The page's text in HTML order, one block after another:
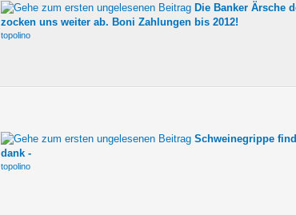
Die Banker Ärsche
zocken uns weiter ab. Boni Zahlungen bis 2012!
topolino
Schweinegrippe
dank -
topolino